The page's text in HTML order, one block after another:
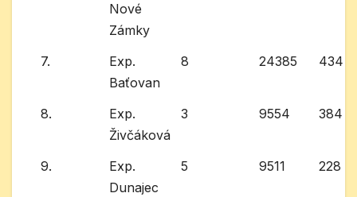
Nové
Zámky
7.
Exp.
Baťovan
8 24385 434
8.
Exp.
Živčáková
3 9554 384
9.
Exp.
Dunajec
5 9511 228